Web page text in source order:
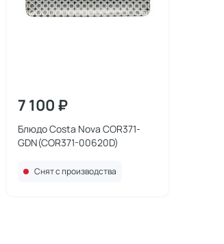
7 100 ₽
Блюдо Costa Nova COR371-
GDN(COR371-00620D)
Снят с производства